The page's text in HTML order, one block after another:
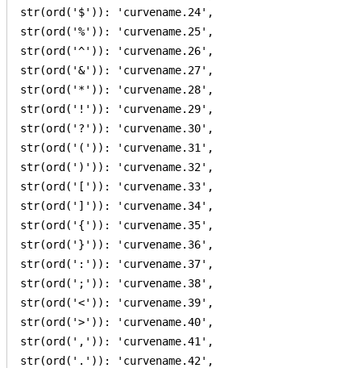
str(ord('$')): 'curvename.24',
str(ord('%')): 'curvename.25',
str(ord('^')): 'curvename.26',
str(ord('&')): 'curvename.27',
str(ord('*')): 'curvename.28',
str(ord('!')): 'curvename.29',
str(ord('?')): 'curvename.30',
str(ord('(')): 'curvename.31',
str(ord(')')): 'curvename.32',
str(ord('[')): 'curvename.33',
str(ord(']')): 'curvename.34',
str(ord('{')): 'curvename.35',
str(ord('}')): 'curvename.36',
str(ord(':')): 'curvename.37',
str(ord(';')): 'curvename.38',
str(ord('<')): 'curvename.39',
str(ord('>')): 'curvename.40',
str(ord(',')): 'curvename.41',
str(ord('.')): 'curvename.42',